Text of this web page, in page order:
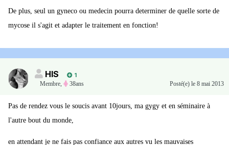
De plus, seul un gyneco ou medecin pourra determiner de quelle sorte de
mycose il s'agit et adapter le traitement en fonction!
HIS
1
Membre, 38ans Posté(e) le 8 mai 2013
Pas de rendez vous le soucis avant 10jours, ma gygy et en séminaire à
l'autre bout du monde,
en attendant je ne fais pas confiance aux autres vu les mauvaises